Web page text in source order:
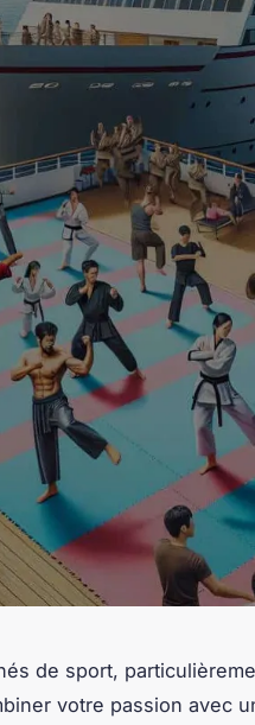
de sport,
votre passion avec